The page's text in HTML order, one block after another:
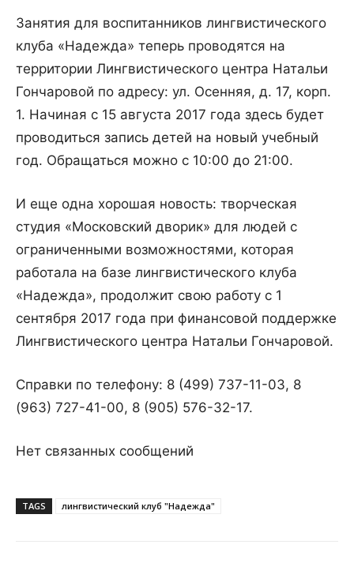
Занятия для воспитанников лингвистического
клуба «Надежда» теперь проводятся на
территории Лингвистического центра Натальи
Гончаровой по адресу: ул. Осенняя, д. 17, корп.
1. Начиная с 15 августа 2017 года здесь будет
проводиться запись детей на новый учебный
год. Обращаться можно с 10:00 до 21:00.
И еще одна хорошая новость: творческая
студия «Московский дворик» для людей с
ограниченными возможностями, которая
работала на базе лингвистического клуба
«Надежда», продолжит свою работу с 1
сентября 2017 года при финансовой поддержке
Лингвистического центра Натальи Гончаровой.
Справки по телефону: 8 (499) 737-11-03, 8
(963) 727-41-00, 8 (905) 576-32-17.
Нет связанных сообщений
TAGS лингвистический клуб "Надежда"